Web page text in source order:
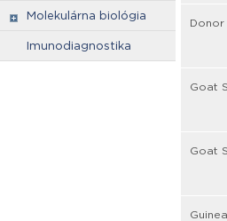
Molekulárna biológia
Imunodiagnostika
Donor
Goat
Goat